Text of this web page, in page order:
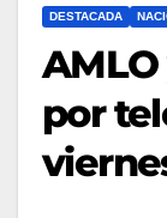
DESTACADA
por